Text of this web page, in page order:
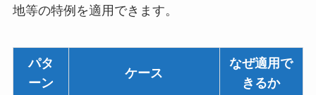
地等の特例を適用できます。
パタ
ーン
ケース
なぜ適用で
きるか